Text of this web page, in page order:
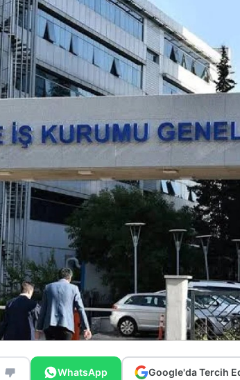
WhatsApp Google'da Tercih